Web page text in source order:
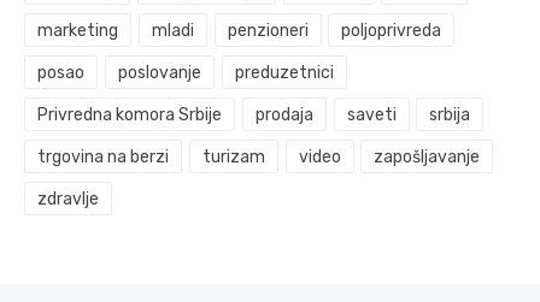
marketing mladi penzioneri poljoprivreda
posao poslovanje preduzetnici
Privredna komora Srbije prodaja saveti srbija
trgovina na berzi turizam video zapošljavanje
zdravlje